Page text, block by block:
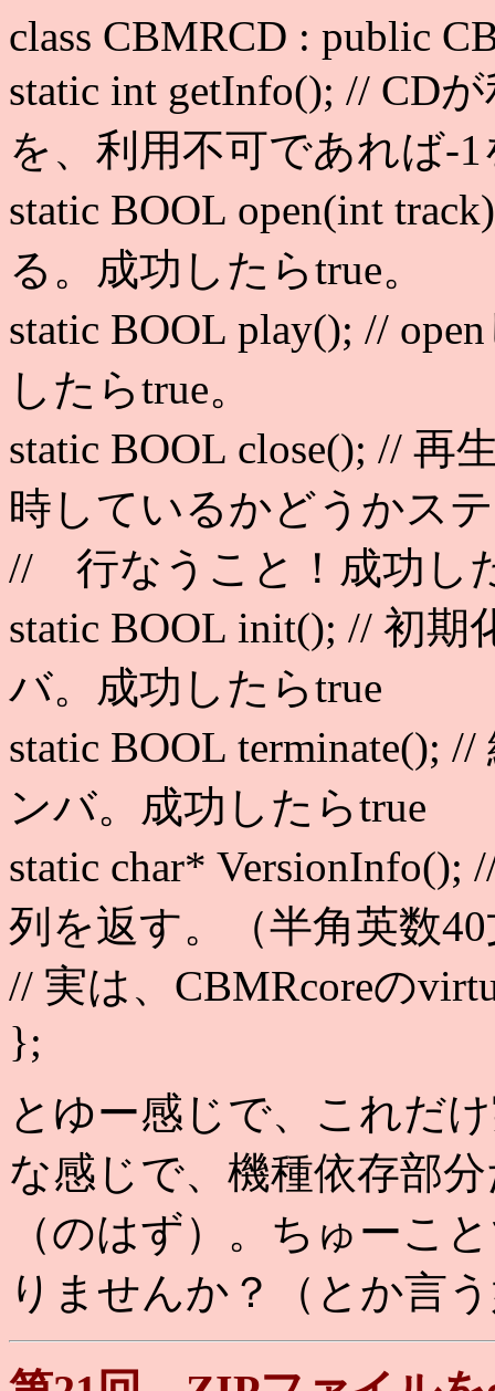
class CBMRCD : public
static int getInfo(); // CD
を、利用不可であれば-
static BOOL open(int
る。成功したらtrue。
static BOOL play(); //
したらtrue。
static BOOL close(); //
時しているかどうかス
// 行なうこと！成功し
static BOOL init(); // 初期
バ。成功したらtrue
static BOOL terminate();
ンバ。成功したらtrue
static char*
列を返す。（半角英数
// 実は、CBMRcoreの
};
とゆー感じで、これだ
な感じで、機種依存部
（のはず）。ちゅーこ
りませんか？（とか言